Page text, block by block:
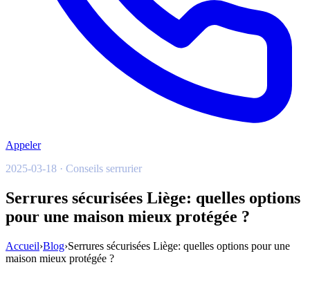
Appeler
2025-03-18 · Conseils serrurier
Serrures sécurisées Liège: quelles options
pour une maison mieux protégée ?
Accueil›Blog›Serrures sécurisées Liège: quelles options pour une
maison mieux protégée ?